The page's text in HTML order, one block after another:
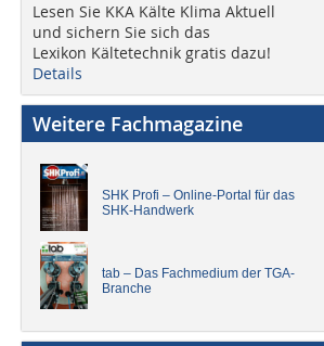
Lesen Sie KKA Kälte Klima Aktuell
und sichern Sie sich das
Lexikon Kältetechnik gratis dazu!
Details
Weitere Fachmagazine
SHK Profi – Online-Portal für das
SHK-Handwerk
tab – Das Fachmedium der TGA-
Branche